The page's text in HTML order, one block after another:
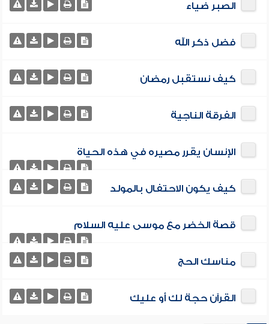
الصبر ضياء
فضل ذكر الله
كيف نستقبل رمضان
الفرقة الناجية
الإنسان يقرر مصيره في هذه الحياة
كيف يكون الاحتفال بالمولد
قصة الخضر مع موسى عليه السلام
مناسك الحج
القرآن حجة لك أو عليك